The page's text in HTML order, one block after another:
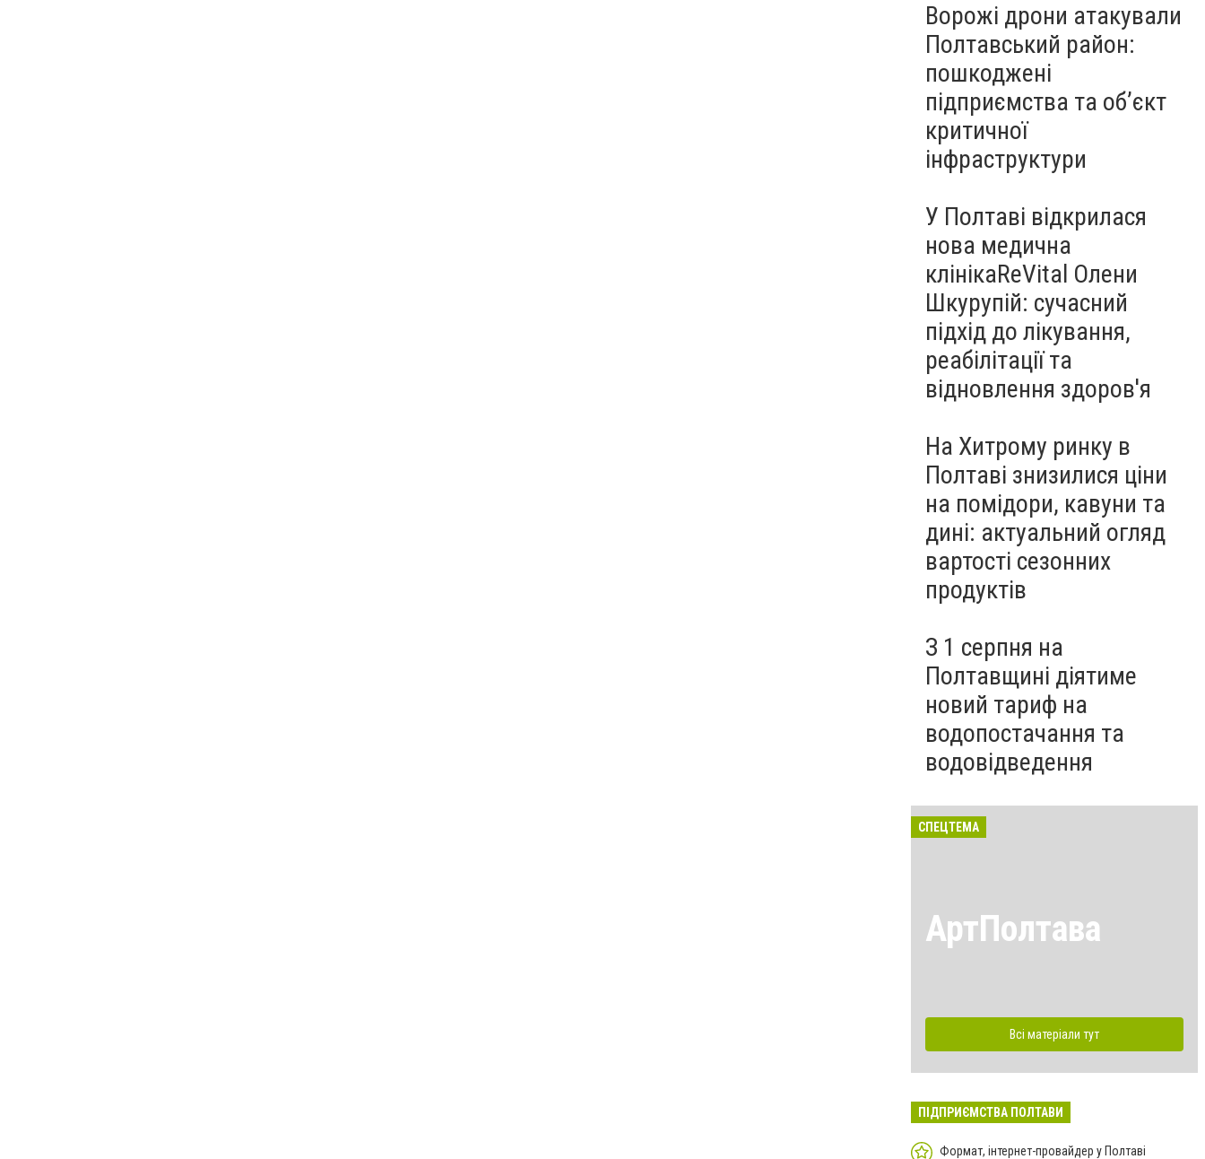
Ворожі дрони атакували
Полтавський район:
пошкоджені
підприємства та об’єкт
критичної
інфраструктури
У Полтаві відкрилася
нова медична
клінікаReVital Олени
Шкурупій: сучасний
підхід до лікування,
реабілітації та
відновлення здоров'я
На Хитрому ринку в
Полтаві знизилися ціни
на помідори, кавуни та
дині: актуальний огляд
вартості сезонних
продуктів
З 1 серпня на
Полтавщині діятиме
новий тариф на
водопостачання та
водовідведення
СПЕЦТЕМА
АртПолтава
Всі матеріали тут
ПІДПРИЄМСТВА ПОЛТАВИ
Формат, інтернет-провайдер у Полтаві